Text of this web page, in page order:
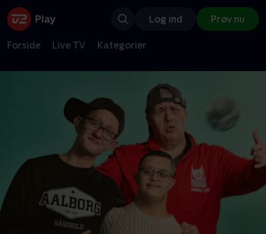
Log ind Prøv nu
Forside Live TV Kategorier